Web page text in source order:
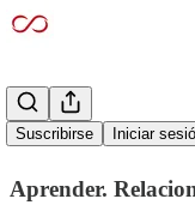
Suscribirse Iniciar
Educar en el
Aprender.